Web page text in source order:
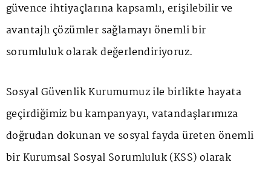
güvence ihtiyaçlarına kapsamlı, erişilebilir ve
avantajlı çözümler sağlamayı önemli bir
sorumluluk olarak değerlendiriyoruz.
Sosyal Güvenlik Kurumumuz ile birlikte hayata
geçirdiğimiz bu kampanyayı, vatandaşlarımıza
doğrudan dokunan ve sosyal fayda üreten önemli
bir Kurumsal Sosyal Sorumluluk (KSS) olarak